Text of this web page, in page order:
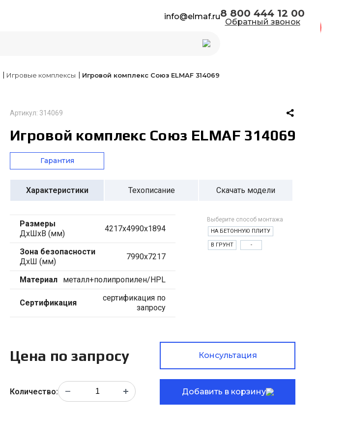
info@elmaf.ru8 800 444 12 00
Обратный звонок
| Игровые комплексы | Игровой комплекс Союз ELMAF 314069
Артикул: 314069
Игровой комплекс Союз ELMAF 314069
Гарантия
Характеристики Техописание Скачать модели
Размеры
ДхШхВ (мм)
4217х4990х1894
Зона безопасности
ДхШ (мм)
7990х7217
Материал металл+полипропилен/HPL
Сертификация
сертификация по
запросу
Выберите способ монтажа
НА БЕТОННУЮ ПЛИТУ
В ГРУНТ -
Цена по запросу Консультация
Количество: Добавить в корзину
Каталог 2026